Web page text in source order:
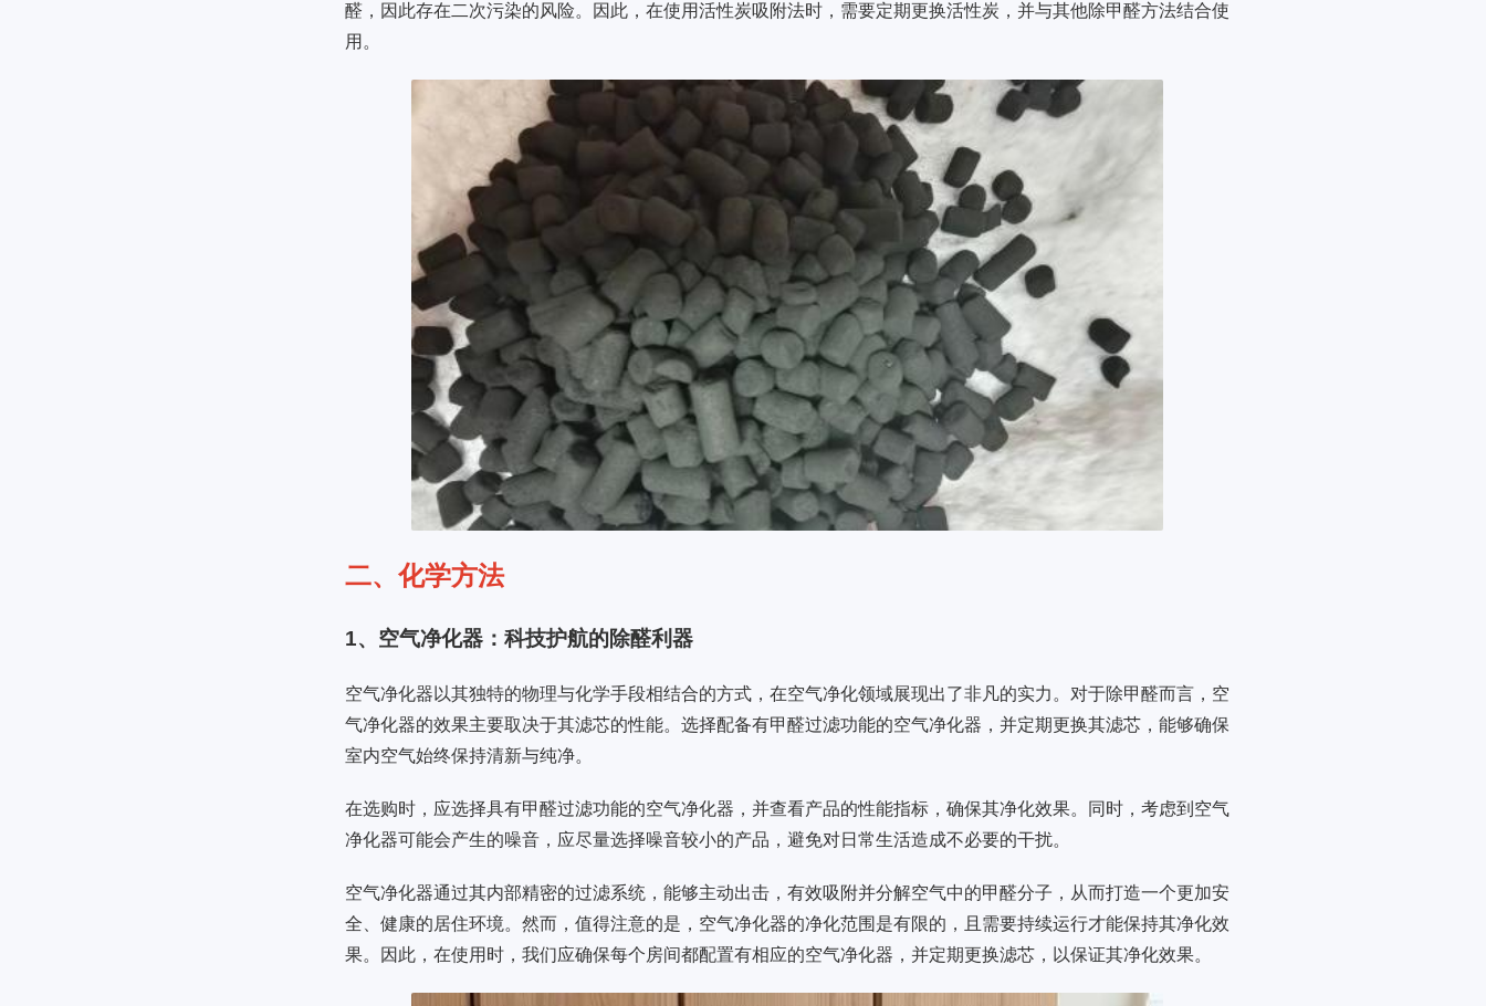
醛，因此存在二次污染的风险。因此，在使用活性炭吸附法时，需要定期更换活性炭，并与其他除甲醛方法结合使
用。
二、化学方法
1、空气净化器：科技护航的除醛利器
空气净化器以其独特的物理与化学手段相结合的方式，在空气净化领域展现出了非凡的实力。对于除甲醛而言，空
气净化器的效果主要取决于其滤芯的性能。选择配备有甲醛过滤功能的空气净化器，并定期更换其滤芯，能够确保
室内空气始终保持清新与纯净。
在选购时，应选择具有甲醛过滤功能的空气净化器，并查看产品的性能指标，确保其净化效果。同时，考虑到空气
净化器可能会产生的噪音，应尽量选择噪音较小的产品，避免对日常生活造成不必要的干扰。
空气净化器通过其内部精密的过滤系统，能够主动出击，有效吸附并分解空气中的甲醛分子，从而打造一个更加安
全、健康的居住环境。然而，值得注意的是，空气净化器的净化范围是有限的，且需要持续运行才能保持其净化效
果。因此，在使用时，我们应确保每个房间都配置有相应的空气净化器，并定期更换滤芯，以保证其净化效果。